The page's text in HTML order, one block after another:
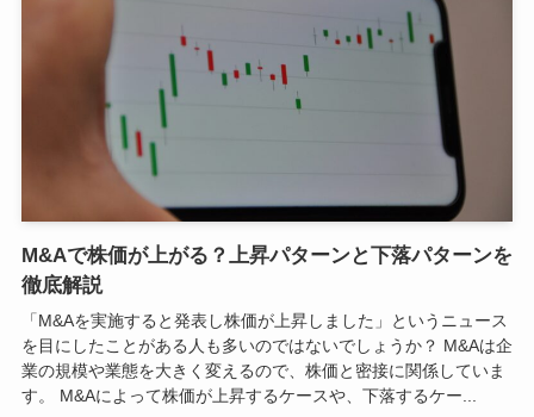
M&Aで株価が上がる？上昇パターンと下落パターンを
徹底解説
「M&Aを実施すると発表し株価が上昇しました」というニュース
を目にしたことがある人も多いのではないでしょうか？ M&Aは企
業の規模や業態を大きく変えるので、株価と密接に関係していま
す。 M&Aによって株価が上昇するケースや、下落するケー...